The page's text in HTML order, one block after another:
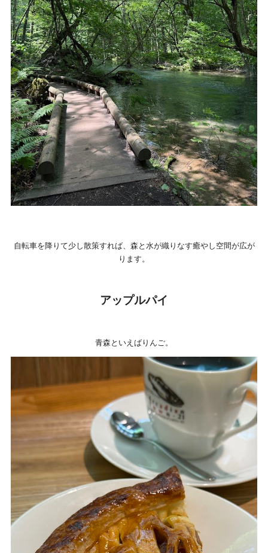
自転車を降りて少し散策すれば、森と水が織りなす癒やし空間が広が
ります。
アップルパイ
青森といえばりんご。